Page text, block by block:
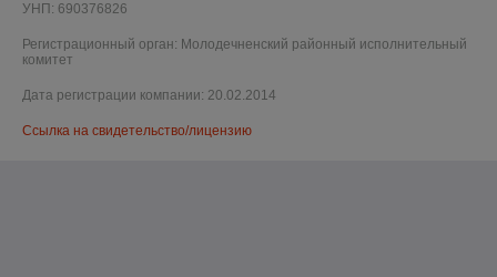
УНП: 690376826
Регистрационный орган: Молодечненский районный исполнительный
комитет
Дата регистрации компании: 20.02.2014
Ссылка на свидетельство/лицензию